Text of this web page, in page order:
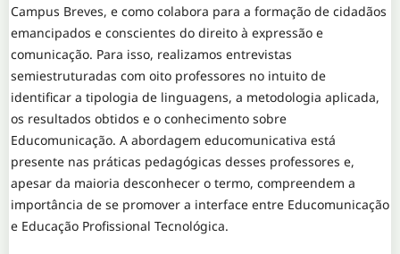
Campus Breves, e como colabora para a formação de cidadãos
emancipados e conscientes do direito à expressão e
comunicação. Para isso, realizamos entrevistas
semiestruturadas com oito professores no intuito de
identificar a tipologia de linguagens, a metodologia aplicada,
os resultados obtidos e o conhecimento sobre
Educomunicação. A abordagem educomunicativa está
presente nas práticas pedagógicas desses professores e,
apesar da maioria desconhecer o termo, compreendem a
importância de se promover a interface entre Educomunicação
e Educação Profissional Tecnológica.